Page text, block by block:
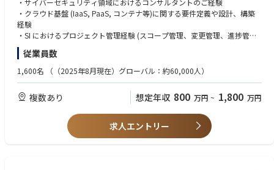
【4】採用ブランディング・コミュニケーション
・候補者体験（Candidate Experience）の設計・改善
・採用サイト／SNSなどを活用した採用広報戦略の構築
・経営メッセージ・プロダクトストーリーを候補者目線で再構成
【5】データドリブンな採用マネジメント
・採用単価・チャネル別ROI・通過率・定着率などの数値分析
・各部門の採用パフォーマンス可視化と改善提案
・採用における「質×スピード×コスト」の最適化
ースもございます。
Azure・M365を中心としながらもマルチクラウドの概念を持ち幅広くセキ
ュリティの知見を身に着けることが可能です。
■Cyber Defense
Cyber Defense領域では、ネットワークやサーバー機器、端末等各エンド
ポイントおけるシステム情報やユーザのアクティビティを収集および分析
し、対策を行うためのソリューションを提供します。
Digital Identity 領域では、情報システム利用におけるデジタルアイデンテ
ィティの登録や変更などのライフサイクル管理や、本人であることを確認
・サイバーセキュリティ領域におけるコンサルタントのご経験
・クラウド基盤 (IaaS, PaaS, コンテナ等)に関する要件定義や設計、構築
経験
・SI におけるプロジェクト管理経験 (スコープ管理、変更管理、進捗管
理、品質管理、コスト管理、リスク管理など)
従業員数
1,600名 （（2025年8月現在）グローバル：約60,000人）
複数あり 想定年収 800 万円 ~ 1,800 万円
求人エントリー